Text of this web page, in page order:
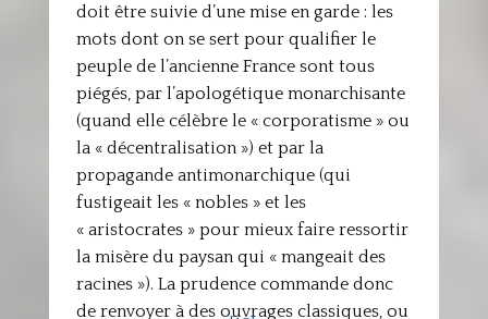
doit être suivie d’une mise en garde : les
mots dont on se sert pour qualifier le
peuple de l’ancienne France sont tous
piégés, par l’apologétique monarchisante
(quand elle célèbre le « corporatisme » ou
la « décentralisation ») et par la
propagande antimonarchique (qui
fustigeait les « nobles » et les
« aristocrates » pour mieux faire ressortir
la misère du paysan qui « mangeait des
racines »). La prudence commande donc
de renvoyer à des ouvrages classiques, ou